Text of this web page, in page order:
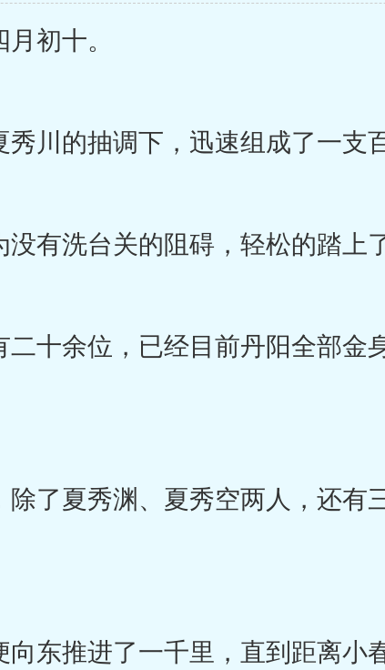
初十。
川的抽调下，迅速组成了一支
有洗台关的阻碍，轻松的踏上
十余位，已经目前丹阳全部金
了夏秀渊、夏秀空两人，还有
东推进了一千里，直到距离小